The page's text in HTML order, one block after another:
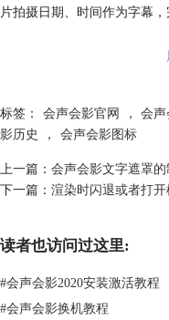
片拍摄日期、时间作为字幕
图2：Corel
而2008年起 ，全新会声会影
标签： 会声会影官网 ， 会声
影历史
， 会声会影图标
上一篇： 会声会影文字遮罩的
下一篇： 渲染时闪退或者打
读者也访问过这里:
#会声会影2020安装激活教程
#会声会影换机教程